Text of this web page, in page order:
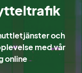
och
med vår
online